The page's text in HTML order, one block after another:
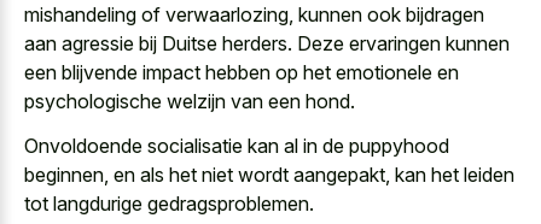
mishandeling of verwaarlozing, kunnen ook bijdragen
aan agressie bij Duitse herders. Deze ervaringen kunnen
een blijvende impact hebben op het emotionele en
psychologische welzijn van een hond.
Onvoldoende socialisatie kan al in de puppyhood
beginnen, en als het niet wordt aangepakt, kan het leiden
tot langdurige gedragsproblemen.